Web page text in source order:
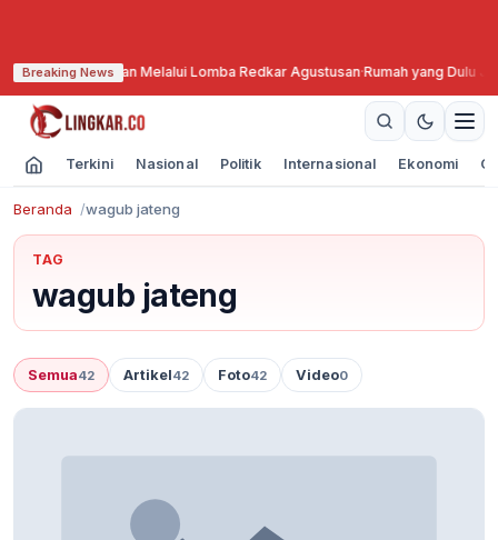
Breaking News
Melalui Lomba Redkar Agustusan·Rumah yang Dulu Jadi Tempat
Terkini Nasional Politik Internasional Ekonomi
Beranda wagub jateng
TAG
wagub jateng
Semua42 Artikel42 Foto42 Video0